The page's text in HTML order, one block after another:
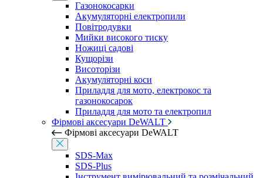
Газонокосарки
Акумуляторні електропили
Повітродувки
Мийки високого тиску
Ножиці садові
Кущорізи
Висоторізи
Акумуляторні коси
Приладдя для мото, електрокос та
газонокосарок
Приладдя для мото та електропил
Фірмові аксесуари DeWALT
Фірмові аксесуари DeWALT
SDS-Max
SDS-Plus